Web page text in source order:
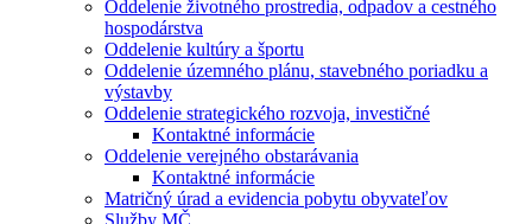
Oddelenie životného prostredia, odpadov a cestného
hospodárstva
Oddelenie kultúry a športu
Oddelenie územného plánu, stavebného poriadku a
výstavby
Oddelenie strategického rozvoja, investičné
Kontaktné informácie
Oddelenie verejného obstarávania
Kontaktné informácie
Matričný úrad a evidencia pobytu obyvateľov
Služby MČ